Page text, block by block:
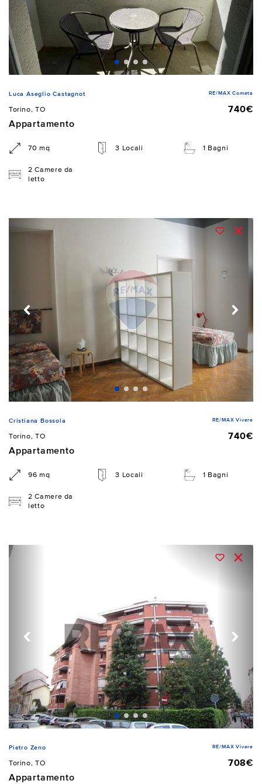
Luca Aseglio Castagnot RE/MAX Cometa
Torino, TO
740€
Appartamento
70 mq 3 Locali 1 Bagni
2 Camere da
letto
Cristiana Bossola RE/MAX Vivere
Torino, TO
740€
Appartamento
96 mq 3 Locali 1 Bagni
2 Camere da
letto
Pietro Zeno RE/MAX Vivere
Torino, TO
708€
Appartamento